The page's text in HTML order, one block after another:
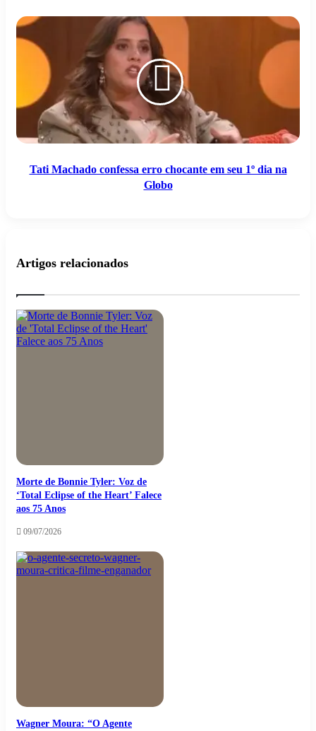
Tati
Machado
confessa
1º
na
Tati Machado confessa erro chocante em seu 1º dia na
Globo
Artigos relacionados
Morte de Bonnie Tyler: Voz de
‘Total Eclipse of the Heart’ Falece
aos 75 Anos
09/07/2026
Wagner Moura: “O Agente